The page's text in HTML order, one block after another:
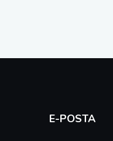
E-POSTA